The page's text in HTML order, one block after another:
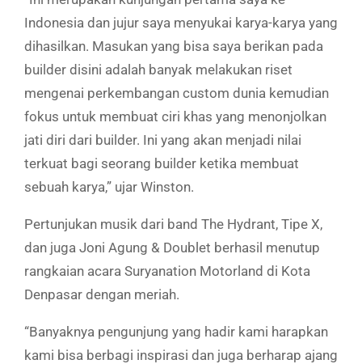
Indonesia dan jujur saya menyukai karya-karya yang
dihasilkan. Masukan yang bisa saya berikan pada
builder disini adalah banyak melakukan riset
mengenai perkembangan custom dunia kemudian
fokus untuk membuat ciri khas yang menonjolkan
jati diri dari builder. Ini yang akan menjadi nilai
terkuat bagi seorang builder ketika membuat
sebuah karya,” ujar Winston.
Pertunjukan musik dari band The Hydrant, Tipe X,
dan juga Joni Agung & Doublet berhasil menutup
rangkaian acara Suryanation Motorland di Kota
Denpasar dengan meriah.
“Banyaknya pengunjung yang hadir kami harapkan
kami bisa berbagi inspirasi dan juga berharap ajang